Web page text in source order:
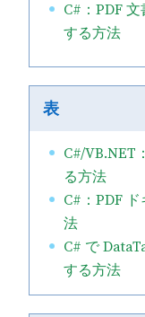
C#：PDF
する方法
表
C#/VB.NET
る方法
C#：PDF
法
C# で
する方法